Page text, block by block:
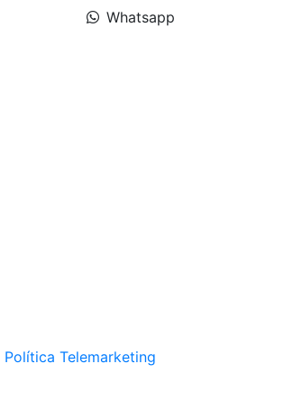
Whatsapp
Política Telemarketing